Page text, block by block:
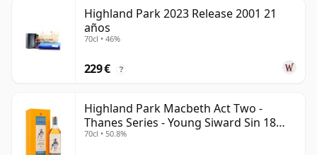
Highland Park 2023 Release 2001 21
años
70cl • 46%
229 € ?
Highland Park Macbeth Act Two -
Thanes Series - Young Siward Sin 18
años
70cl • 50.8%